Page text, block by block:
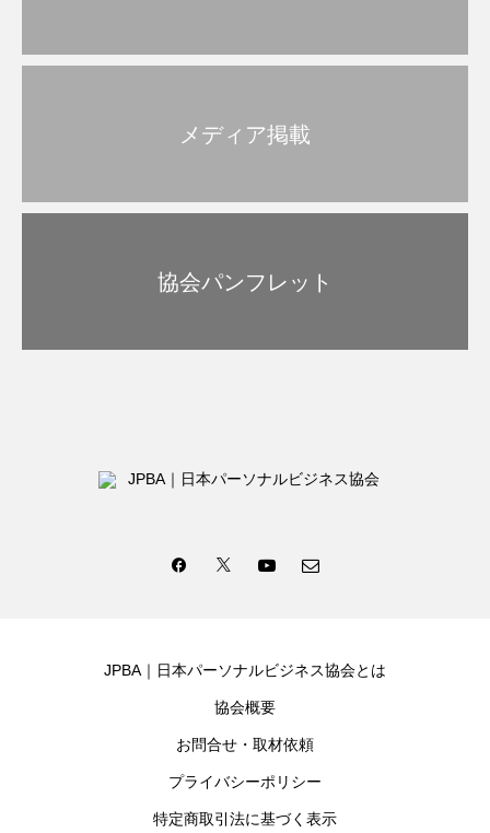
メディア掲載
協会パンフレット
JPBA｜日本パーソナルビジネス協会とは
協会概要
お問合せ・取材依頼
プライバシーポリシー
特定商取引法に基づく表示